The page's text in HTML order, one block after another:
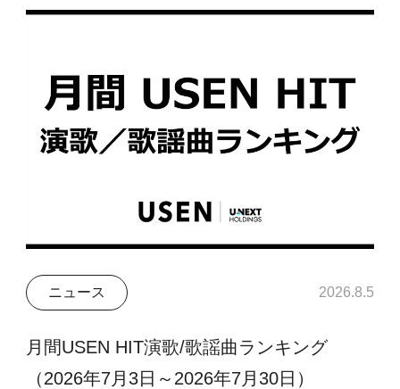
ニュース 2026.8.5
月間USEN HIT演歌/歌謡曲ランキング
（2026年7月3日～2026年7月30日）